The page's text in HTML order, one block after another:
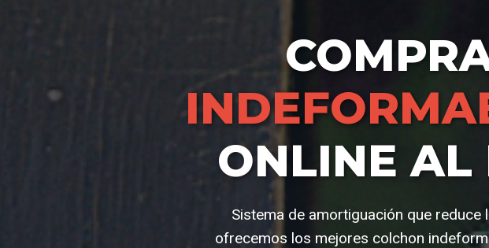
ONLINE AL
Sistema de amortiguación que
ofrecemos los mejores colchon